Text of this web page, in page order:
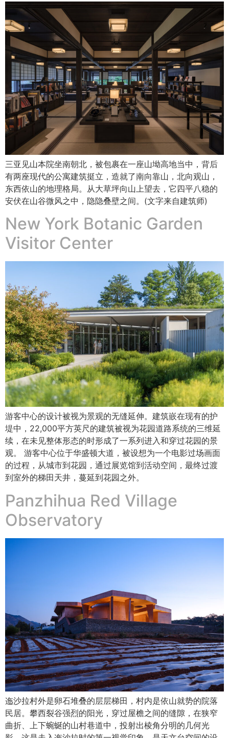
三亚见山本院坐南朝北，被包裹在一座山坳高地当中，背后
有两座现代的公寓建筑挺立，造就了南向靠山，北向观山，
东西依山的地理格局。从大草坪向山上望去，它四平八稳的
安伏在山谷微风之中，隐隐叠壁之间。(文字来自建筑师)
New York Botanic Garden
Visitor Center
游客中心的设计被视为景观的无缝延伸。建筑嵌在现有的护
堤中，22,000平方英尺的建筑被视为花园道路系统的三维延
续，在未见整体形态的时形成了一系列进入和穿过花园的景
观。 游客中心位于华盛顿大道，被设想为一个电影过场画面
的过程，从城市到花园，通过展览馆到活动空间，最终过渡
到室外的梯田天井，蔓延到花园之外。
Panzhihua Red Village
Observatory
迤沙拉村外是卵石堆叠的层层梯田，村内是依山就势的院落
民居。攀西裂谷强烈的阳光，穿过屋檐之间的缝隙，在狭窄
曲折、上下蜿蜒的山村巷道中，投射出棱角分明的几何光